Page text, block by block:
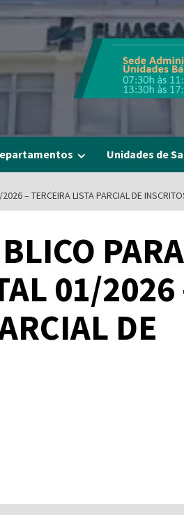
Unidades de
– TERCEIRA LISTA PARCIAL DE
01/2026
DE